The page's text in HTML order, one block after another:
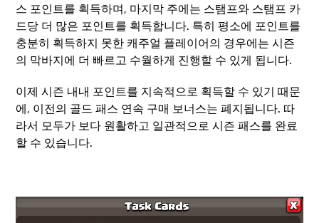
스 포인트를 획득하며, 마지막 주에는 스탬프와 스탬프 카
드당 더 많은 포인트를 획득합니다. 특히 평소에 포인트를
충분히 획득하지 못한 캐주얼 플레이어의 경우에는 시즌
의 막바지에 더 빠르고 수월하게 진행할 수 있게 됩니다.
이제 시즌 내내 포인트를 지속적으로 획득할 수 있기 때문
에, 이전의 골드 패스 연속 구매 보너스는 폐지됩니다. 따
라서 모두가 보다 원활하고 일관적으로 시즌 패스를 완료
할 수 있습니다.